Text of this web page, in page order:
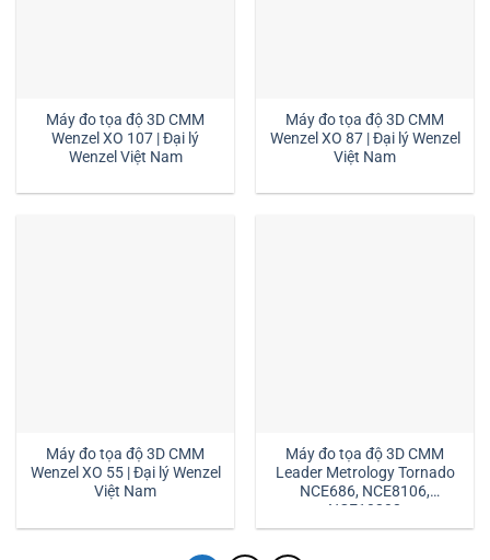
Máy đo tọa độ 3D CMM
Wenzel XO 107 | Đại lý
Wenzel Việt Nam
Máy đo tọa độ 3D CMM
Wenzel XO 87 | Đại lý Wenzel
Việt Nam
Máy đo tọa độ 3D CMM
Wenzel XO 55 | Đại lý Wenzel
Việt Nam
Máy đo tọa độ 3D CMM
Leader Metrology Tornado
NCE686, NCE8106,
NCE10208